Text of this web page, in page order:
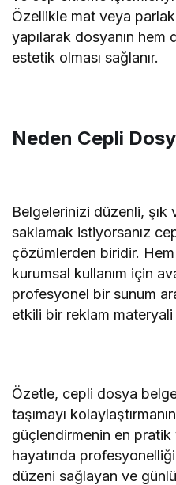
Özellikle mat veya
yapılarak dosyanın hem
estetik olması sağlanır.
Neden Cepli
Belgelerinizi düzenli,
saklamak istiyorsanız
çözümlerden biridir.
kurumsal kullanım için
profesyonel bir sunum
etkili bir reklam
Özetle, cepli dosya
taşımayı
güçlendirmenin en pratik
hayatında
düzeni sağlayan ve